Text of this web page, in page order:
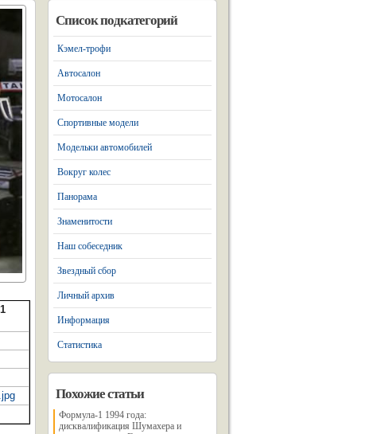
Список подкатегорий
Кэмел-трофи
Автосалон
Мотосалон
Спортивные модели
Модельки автомобилей
Вокруг колес
Панорама
Знаменитости
Наш собеседник
Звездный сбор
Личный архив
Информация
Статистика
Похожие статьи
Формула-1 1994 года:
дисквалификация Шумахера и